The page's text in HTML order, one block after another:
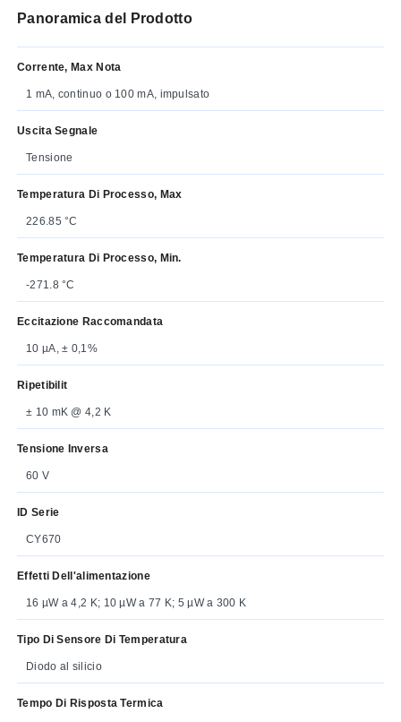
Panoramica del Prodotto
Corrente, Max Nota
1 mA, continuo o 100 mA, impulsato
Uscita Segnale
Tensione
Temperatura Di Processo, Max
226.85 °C
Temperatura Di Processo, Min.
-271.8 °C
Eccitazione Raccomandata
10 µA, ± 0,1%
Ripetibilit
± 10 mK @ 4,2 K
Tensione Inversa
60 V
ID Serie
CY670
Effetti Dell'alimentazione
16 µW a 4,2 K; 10 µW a 77 K; 5 µW a 300 K
Tipo Di Sensore Di Temperatura
Diodo al silicio
Tempo Di Risposta Termica